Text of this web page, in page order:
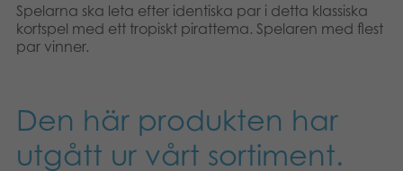
Spelarna ska leta efter identiska par i detta klassiska
kortspel med ett tropiskt pirattema. Spelaren med flest
par vinner.
Den här produkten har
utgått ur vårt sortiment.